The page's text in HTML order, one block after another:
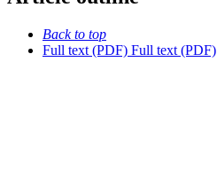
Back to top
Full text (PDF) Full text (PDF)